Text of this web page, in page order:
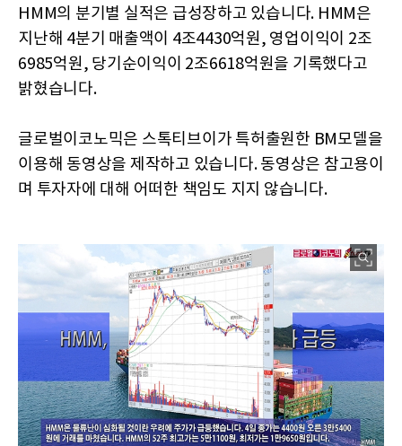
HMM의 분기별 실적은 급성장하고 있습니다. HMM은
지난해 4분기 매출액이 4조4430억원, 영업이익이 2조
6985억원, 당기순이익이 2조6618억원을 기록했다고
밝혔습니다.
글로벌이코노믹은 스톡티브이가 특허출원한 BM모델을
이용해 동영상을 제작하고 있습니다. 동영상은 참고용이
며 투자자에 대해 어떠한 책임도 지지 않습니다.